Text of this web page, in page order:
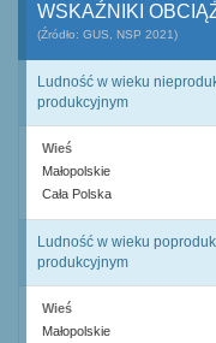
WSKAŹNIKI
(Źródło: GUS, NSP 2021)
Ludność w wieku
produkcyjnym
Wieś
Małopolskie
Cała Polska
Ludność w wieku
produkcyjnym
Wieś
Małopolskie